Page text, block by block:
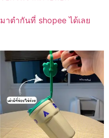
มาตำกันที่ shopee ได้เลย